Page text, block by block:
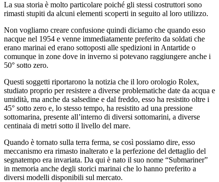
La sua storia è molto particolare poiché gli stessi costruttori sono
rimasti stupiti da alcuni elementi scoperti in seguito al loro utilizzo.
Non vogliamo creare confusione quindi diciamo che quando esso
nacque nel 1954 e venne immediatamente preferito da soldati che
erano marinai ed erano sottoposti alle spedizioni in Antartide o
comunque in zone dove in inverno si potevano raggiungere anche i
50° sotto zero.
Questi soggetti riportarono la notizia che il loro orologio Rolex,
studiato proprio per resistere a diverse problematiche date da acqua e
umidità, ma anche da salsedine e dal freddo, esso ha resistito oltre i
45° sotto zero e, lo stesso tempo, ha resistito ad una pressione
sottomarina, presente all’interno di diversi sottomarini, a diverse
centinaia di metri sotto il livello del mare.
Quando è tornato sulla terra ferma, se così possiamo dire, esso
meccanismo era rimasto inalterato e la perfezione del dettaglio del
segnatempo era invariata. Da qui è nato il suo nome “Submariner”
in memoria anche degli storici marinai che lo hanno preferito a
diversi modelli disponibili sul mercato.